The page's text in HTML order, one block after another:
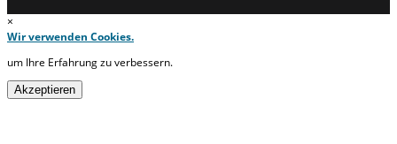
×
Wir verwenden Cookies.
um Ihre Erfahrung zu verbessern.
Akzeptieren